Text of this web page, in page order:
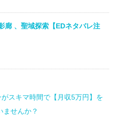
廊 、聖域探索【EDネタバレ注
スキマ時間で【月収5万円】を
ませんか？